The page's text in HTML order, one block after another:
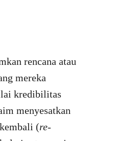
rencana atau
mereka
kredibilitas
menyesatkan
(re-